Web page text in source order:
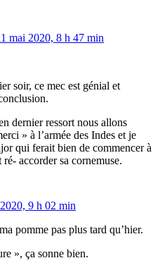
mai 2020, 8 h 47 min
soir, ce mec est génial et
dernier ressort nous allons
» à l’armée des Indes et je
qui ferait bien de commencer à
ré- accorder sa cornemuse.
9 h 02 min
pomme pas plus tard qu’hier.
», ça sonne bien.